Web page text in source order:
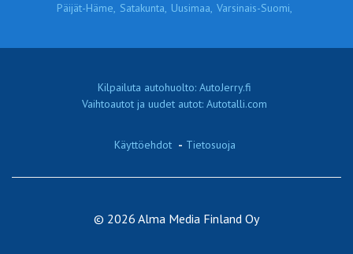
Päijät-Häme, Satakunta, Uusimaa, Varsinais-Suomi,
Kilpailuta autohuolto: AutoJerry.fi
Vaihtoautot ja uudet autot: Autotalli.com
Käyttöehdot - Tietosuoja
© 2026 Alma Media Finland Oy